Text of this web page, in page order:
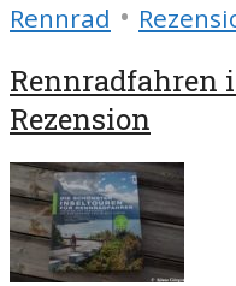
Rennrad •
Rennradfahren
Rezension